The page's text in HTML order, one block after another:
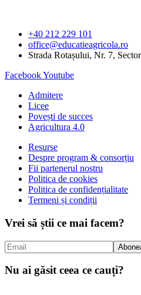
+40 212 229 101
office@educatieagricola.ro
Strada Rotașului, Nr. 7,
FacebookYoutube
Admitere
Licee
Povești de succes
Agricultura 4.0
Resurse
Despre program & consorțiu
Fii partenerul nostru
Politica de cookies
Politica de confidențialitate
Termeni și condiții
Vrei să știi ce mai facem?
Nu ai găsit ceea ce cauți?